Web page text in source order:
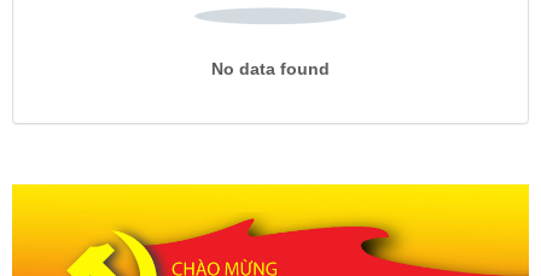
No data found